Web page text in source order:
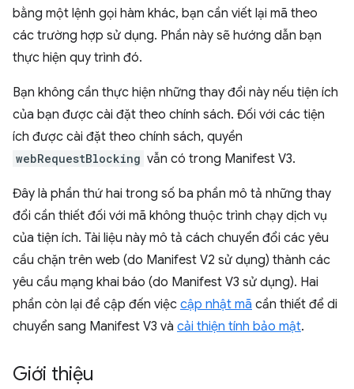
bằng một lệnh gọi hàm khác, bạn cần viết lại mã theo
các trường hợp sử dụng. Phần này sẽ hướng dẫn bạn
thực hiện quy trình đó.
Bạn không cần thực hiện những thay đổi này nếu tiện ích
của bạn được cài đặt theo chính sách. Đối với các tiện
ích được cài đặt theo chính sách, quyền
webRequestBlocking vẫn có trong Manifest V3.
Đây là phần thứ hai trong số ba phần mô tả những thay
đổi cần thiết đối với mã không thuộc trình chạy dịch vụ
của tiện ích. Tài liệu này mô tả cách chuyển đổi các yêu
cầu chặn trên web (do Manifest V2 sử dụng) thành các
yêu cầu mạng khai báo (do Manifest V3 sử dụng). Hai
phần còn lại đề cập đến việc cập nhật mã cần thiết để di
chuyển sang Manifest V3 và cải thiện tính bảo mật.
Giới thiệu